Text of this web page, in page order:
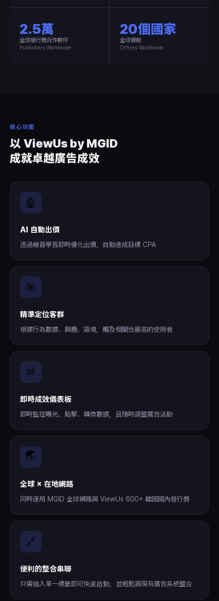
2.5萬
全球發行商合作夥伴
Publishers Worldwide
20個國家
全球據點
Offices Worldwide
核心功能
以 ViewUs by MGID
成就卓越廣告成效
🤖
AI 自動出價
透過機器學習即時優化出價，自動達成目標 CPA
🎯
精準定位客群
根據行為數據、興趣、語境，觸及相關性最高的使用者
📊
即時成效儀表板
即時監控曝光、點擊、轉換數據，且隨時調整廣告活動
🌏
全球 × 在地網路
同時運用 MGID 全球網路與 ViewUs 600+ 韓國國內發行商
🔗
便利的整合串聯
只需插入單一標籤即可快速啟動，並輕鬆與現有廣告系統整合